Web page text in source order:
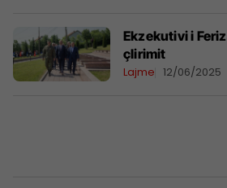
Ekzekutivi i
çlirimit
Lajme 12/06/2025